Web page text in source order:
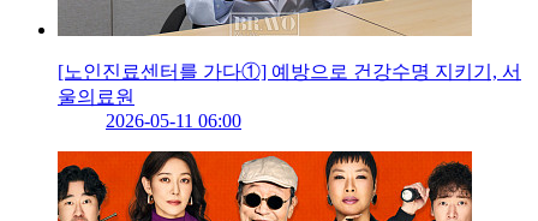
[노인진료센터를 가다①] 예방으로 건강수명 지키기, 서
울의료원
2026-05-11 06:00